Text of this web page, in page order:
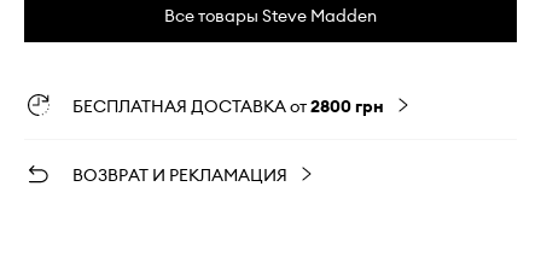
Все товары Steve Madden
БЕСПЛАТНАЯ ДОСТАВКА от2800 грн
ВОЗВРАТ И РЕКЛАМАЦИЯ